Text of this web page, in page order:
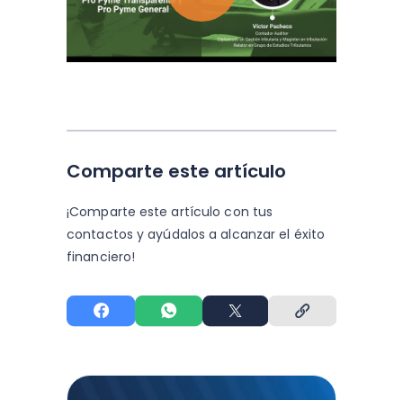
Comparte este artículo
¡Comparte este artículo con tus
contactos y ayúdalos a alcanzar el éxito
financiero!